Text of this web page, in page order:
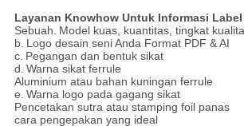
Layanan Knowhow Untuk Informasi
Sebuah. Model kuas, kuantitas, tingkat
b. Logo desain seni Anda Format PDF & AI
c. Pegangan dan bentuk sikat
d. Warna sikat ferrule
Aluminium atau bahan kuningan ferrule
e. Warna logo pada gagang sikat
Pencetakan sutra atau stamping foil panas
cara pengepakan yang ideal